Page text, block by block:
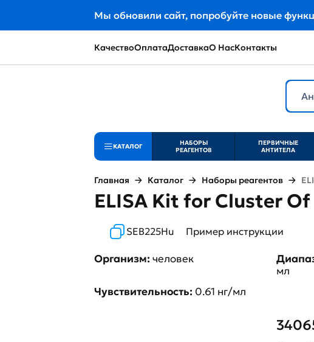
Мы обновили сайт, попробуйте новые
КачествоОплатаДоставкаО НасКонтакты
КАТАЛОГ
НАБОРЫ
РЕАГЕНТОВ
ПЕРВИЧНЫЕ
АНТИТЕЛА
Главная Каталог Наборы реагентов
ELISA Kit for Cluster
SEB225Hu Пример инструкции
Организм:человек
мл
Чувствительность: 0.61 нг/мл